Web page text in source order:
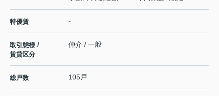
特優賃 -
取引態様 /
賃貸区分
仲介 / 一般
総戸数 105戸